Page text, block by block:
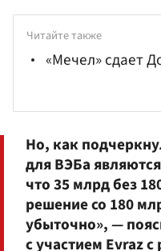
Читайте также
«Мечел» сдает
Но, как
для ВЭБа
что 35 млрд без
решение со 180
убыточно», —
с участием Evraz